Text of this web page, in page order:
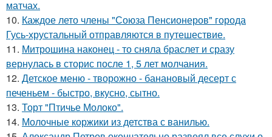
матчах.
10. Каждое лето члены "Союза Пенсионеров" города
Гусь-хрустальный отправляются в путешествие.
11. Митрошина наконец - то сняла браслет и сразу
вернулась в сторис после 1, 5 лет молчания.
12. Детское меню - творожно - банановый десерт с
печеньем - быстро, вкусно, сытно.
13. Торт "Птичье Молоко".
14. Молочные коржики из детства с ванилью.